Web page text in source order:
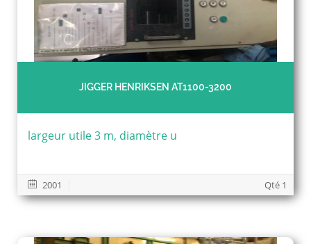
JIGGER HENRIKSEN AT1100-3200
largeur utile 3 m, diamètre u
2001 Qté 1